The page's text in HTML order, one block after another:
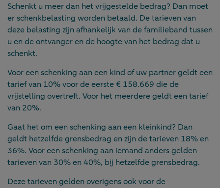
Schenkt u meer dan het vrijgestelde bedrag? Dan moet
er schenkbelasting worden betaald. De tarieven van
deze belasting zijn afhankelijk van de familieband tussen
u en de ontvanger en de hoogte van het bedrag dat u
schenkt.
Voor een schenking aan een kind of uw partner geldt een
tarief van 10% voor de eerste € 158.669 die de
vrijstelling overtreft. Voor het meerdere geldt een tarief
van 20%.
Gaat het om een schenking aan een kleinkind? Dan
geldt hetzelfde grensbedrag en zijn de tarieven 18% en
36%. Voor een schenking aan iemand anders gelden
tarieven van 30% en 40%, bij hetzelfde grensbedrag.
Deze tarieven gelden overigens ook voor de